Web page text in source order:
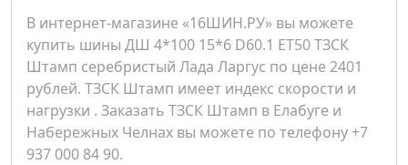
В интернет-магазине «16ШИН.РУ» вы можете
купить шины ДШ 4*100 15*6 D60.1 ET50 ТЗСК
Штамп серебристый Лада Ларгус по цене 2401
рублей. ТЗСК Штамп имеет индекс скорости и
нагрузки . Заказать ТЗСК Штамп в Елабуге и
Набережных Челнах вы можете по телефону +7
937 000 84 90.